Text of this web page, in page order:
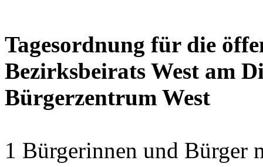
Tagesordnung für die
Bezirksbeirats West am
Bürgerzentrum West
1 Bürgerinnen und Bürger